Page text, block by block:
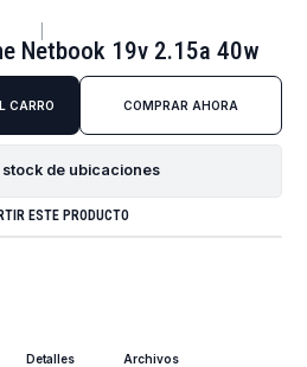
Netbook 19v 2.15a 40w
CARRO COMPRAR AHORA
de ubicaciones
ESTE PRODUCTO
Detalles Archivos